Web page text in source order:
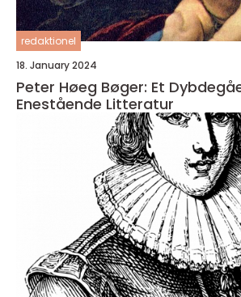
redaktionel
18. January 2024
Peter Høeg Bøger: Et
Enestående Litteratur